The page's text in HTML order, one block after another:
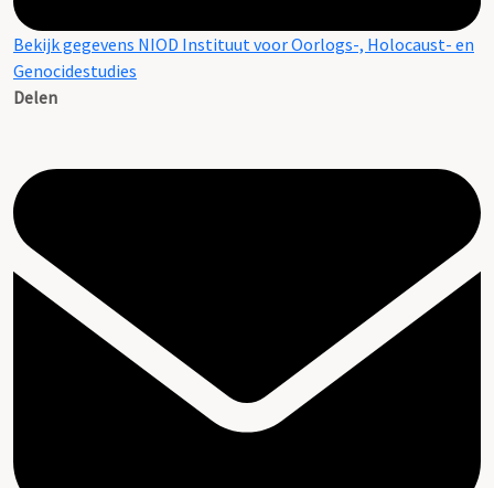
Bekijk gegevens NIOD Instituut voor Oorlogs-, Holocaust- en
Genocidestudies
Delen